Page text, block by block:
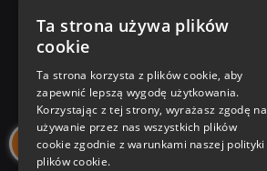
Zakupy u nas
Nasza oferta
Nasi autorzy
Ta strona używa plików
cookie
Ta strona korzysta z plików cookie, aby
zapewnić lepszą wygodę użytkowania.
Korzystając z tej strony, wyrażasz zgodę na
używanie przez nas wszystkich plików
cookie zgodnie z warunkami naszej polityki
plików cookie.